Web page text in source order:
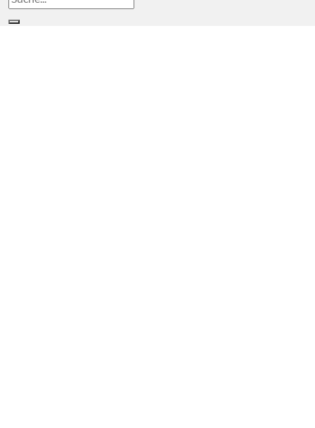
nach: